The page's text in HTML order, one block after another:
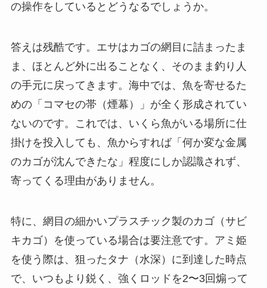
の操作をしているとどうなるでしょうか。
答えは残酷です。エサはカゴの網目に詰まったま
ま、ほとんど外に出ることなく、そのまま釣り人
の手元に戻ってきます。海中では、魚を寄せるた
めの「コマセの帯（煙幕）」が全く形成されてい
ないのです。これでは、いくら魚がいる場所に仕
掛けを投入しても、魚からすれば「何か変な金属
のカゴが沈んできたな」程度にしか認識されず、
寄ってくる理由がありません。
特に、網目の細かいプラスチック製のカゴ（サビ
キカゴ）を使っている場合は要注意です。 アミ姫
を使う際は、狙ったタナ（水深）に到達した時点
で、いつもより鋭く、強くロッドを2〜3回煽って